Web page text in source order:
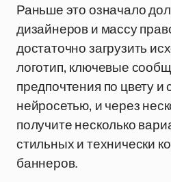
Раньше это означало
дизайнеров и массу
достаточно загрузить
логотип, ключевые
предпочтения по цвету
нейросетью, и через
получите несколько
стильных и технически
баннеров.